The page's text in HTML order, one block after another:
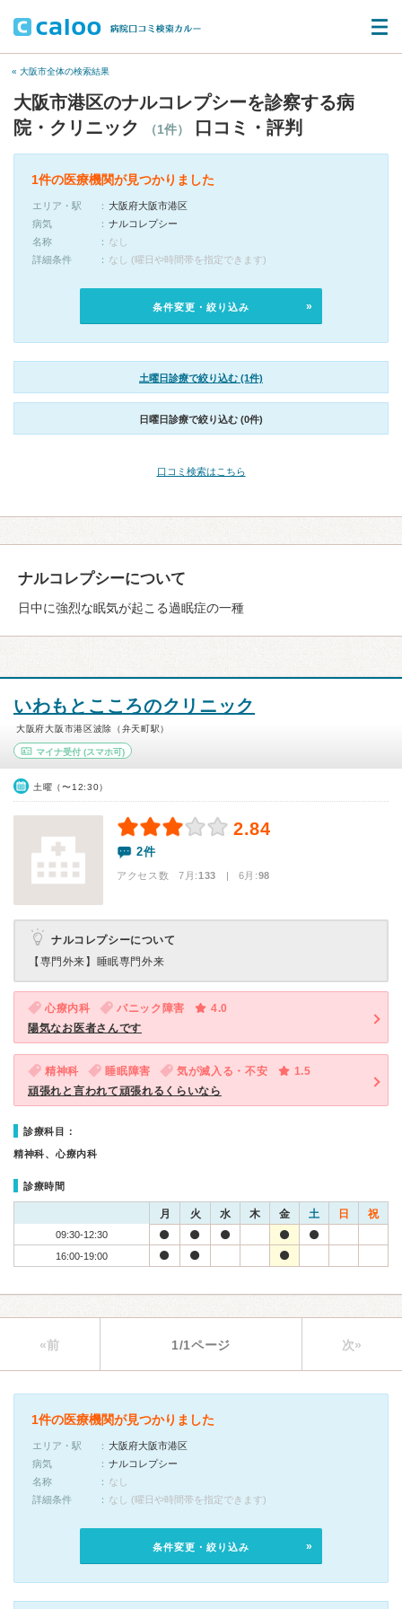
« 大阪市全体の検索結果
大阪市港区のナルコレプシーを診察する病
院・クリニック
（1件） 口コミ・評判
1件の医療機関が見つかりました
エリア・駅
大阪府大阪市港区
病気
ナルコレプシー
名称
なし
詳細条件
なし (曜日や時間帯を指定できます)
条件変更・絞り込み
土曜日診療で絞り込む (1件)
日曜日診療で絞り込む (0件)
口コミ検索はこちら
ナルコレプシーについて
日中に強烈な眠気が起こる過眠症の一種
いわもとこころのクリニック
大阪府大阪市港区波除（弁天町駅）
マイナ受付 (スマホ可)
土曜（〜12:30）
2.84
2件
アクセス数 7月:133 | 6月:98
ナルコレプシーについて
【専門外来】 睡眠専門外来
心療内科 パニック障害
4.0
陽気なお医者さんです
精神科 睡眠障害 気が滅入る・不安
1.5
頑張れと言われて頑張れるくらいなら
診療科目：
精神科、心療内科
診療時間
月 火 水 木 金 土 日 祝
09:30-12:30
16:00-19:00
«前 1/1ページ 次»
1件の医療機関が見つかりました
エリア・駅
大阪府大阪市港区
病気
ナルコレプシー
名称
なし
詳細条件
なし (曜日や時間帯を指定できます)
条件変更・絞り込み